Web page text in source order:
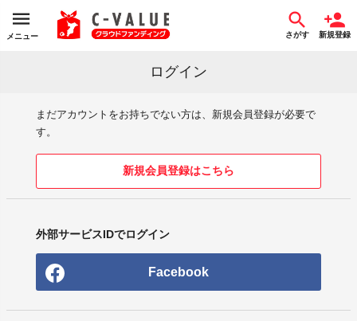
メニュー さがす 新規登録
ログイン
まだアカウントをお持ちでない方は、新規会員登録が必要で
す。
新規会員登録はこちら
外部サービスIDでログイン
Facebook